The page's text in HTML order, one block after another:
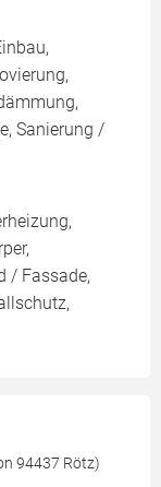
Sanierung /
/ Fassade,
94437 Rötz)